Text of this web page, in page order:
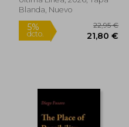
17,05 €
Blanda, Nuevo